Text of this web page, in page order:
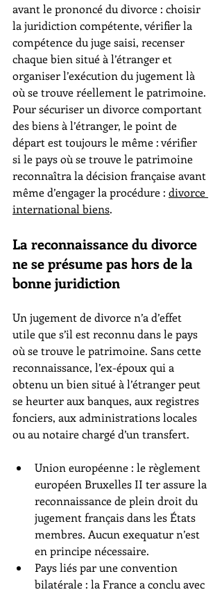
avant le prononcé du divorce : choisir
la juridiction compétente, vérifier la
compétence du juge saisi, recenser
chaque bien situé à l’étranger et
organiser l’exécution du jugement là
où se trouve réellement le patrimoine.
Pour sécuriser un divorce comportant
des biens à l’étranger, le point de
départ est toujours le même : vérifier
si le pays où se trouve le patrimoine
reconnaîtra la décision française avant
même d’engager la procédure : divorce
international biens.
La reconnaissance du divorce
ne se présume pas hors de la
bonne juridiction
Un jugement de divorce n’a d’effet
utile que s’il est reconnu dans le pays
où se trouve le patrimoine. Sans cette
reconnaissance, l’ex-époux qui a
obtenu un bien situé à l’étranger peut
se heurter aux banques, aux registres
fonciers, aux administrations locales
ou au notaire chargé d’un transfert.
Union européenne : le règlement
européen Bruxelles II ter assure la
reconnaissance de plein droit du
jugement français dans les États
membres. Aucun exequatur n’est
en principe nécessaire.
Pays liés par une convention
bilatérale : la France a conclu avec